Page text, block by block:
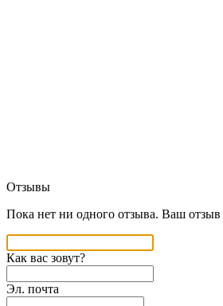
Отзывы
Пока нет ни одного отзыва. Ваш отзыв
Как вас зовут?
Эл. почта